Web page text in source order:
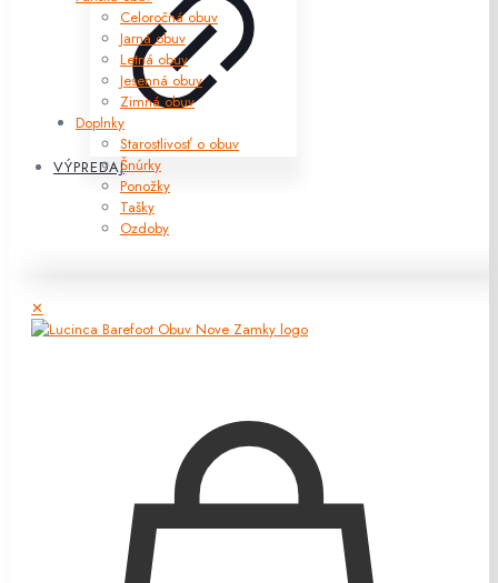
VÝPREDAJ
Celoročná obuv
Jarná obuv
Letná obuv
Jesenná obuv
Zimná obuv
Doplnky
Starostlivosť o obuv
Šnúrky
Ponožky
Tašky
Ozdoby
✕